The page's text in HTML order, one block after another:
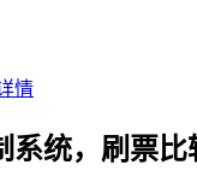
情
系统，刷票比